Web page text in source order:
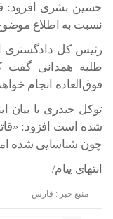
حسین بشری افزود:
نسبت به اطلاع
رئیس کل دادگستری
طلبه همدانی گفت
فوق‌العاده انجام
توکل حیدری با بیان
شده است افزود:
چون شناسایی شده
انتهای پیام/
منبع خبر : فارس